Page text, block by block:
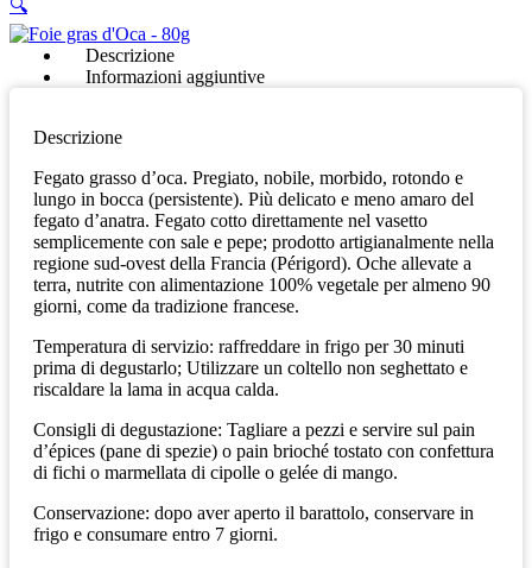
🔍
Descrizione
Informazioni aggiuntive
Descrizione
Fegato grasso d’oca. Pregiato, nobile, morbido, rotondo e
lungo in bocca (persistente). Più delicato e meno amaro del
fegato d’anatra. Fegato cotto direttamente nel vasetto
semplicemente con sale e pepe; prodotto artigianalmente nella
regione sud-ovest della Francia (Périgord). Oche allevate a
terra, nutrite con alimentazione 100% vegetale per almeno 90
giorni, come da tradizione francese.
Temperatura di servizio: raffreddare in frigo per 30 minuti
prima di degustarlo; Utilizzare un coltello non seghettato e
riscaldare la lama in acqua calda.
Consigli di degustazione: Tagliare a pezzi e servire sul pain
d’épices (pane di spezie) o pain brioché tostato con confettura
di fichi o marmellata di cipolle o gelée di mango.
Conservazione: dopo aver aperto il barattolo, conservare in
frigo e consumare entro 7 giorni.